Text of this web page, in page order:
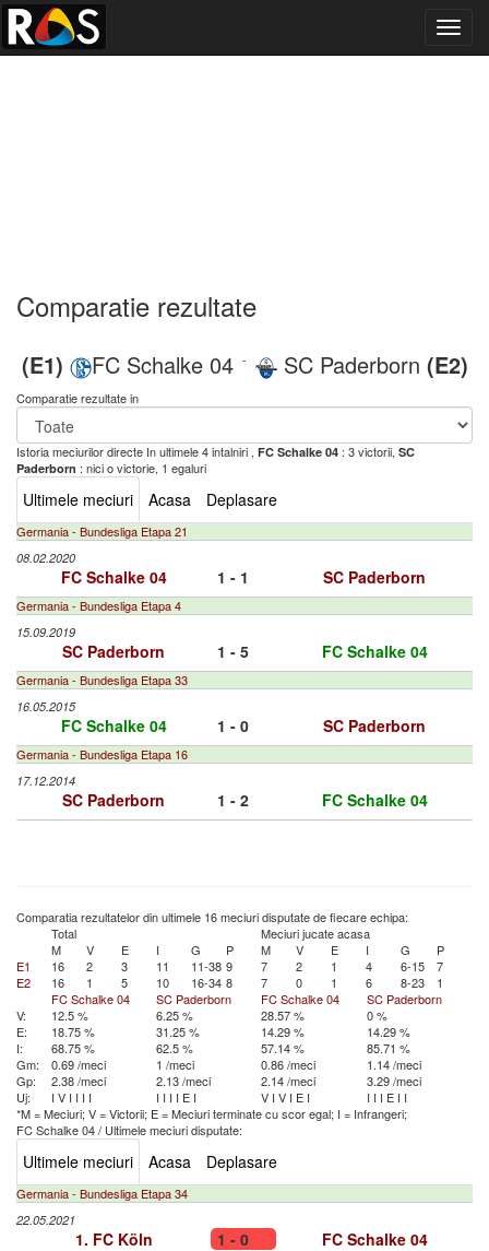
Comparatie rezultate
(E1) FC Schalke 04 - SC Paderborn (E2)
Comparatie rezultate in
Istoria meciurilor directe In ultimele 4 intalniri , FC Schalke 04 : 3 victorii, SC
Paderborn : nici o victorie, 1 egaluri
Ultimele meciuri Acasa Deplasare
Germania - Bundesliga Etapa 21
08.02.2020
FC Schalke 04 1 - 1 SC Paderborn
Germania - Bundesliga Etapa 4
15.09.2019
SC Paderborn 1 - 5 FC Schalke 04
Germania - Bundesliga Etapa 33
16.05.2015
FC Schalke 04 1 - 0 SC Paderborn
Germania - Bundesliga Etapa 16
17.12.2014
SC Paderborn 1 - 2 FC Schalke 04
Comparatia rezultatelor din ultimele 16 meciuri disputate de fiecare echipa:
Total
Meciuri jucate acasa
M
V E I G P M V E I G
P
E1
16 2 3 11 11-38 9 7 2 1 4 6-15
7
E2
16 1 5 10 16-34 8 7 0 1 6 8-23
1
FC Schalke 04
SC Paderborn FC Schalke 04
SC Paderborn
V:
12.5 % 6.25 % 28.57 %
0 %
E:
18.75 % 31.25 % 14.29 %
14.29 %
I:
68.75 % 62.5 % 57.14 %
85.71 %
Gm:
0.69 /meci 1 /meci 0.86 /meci
1.14 /meci
Gp:
2.38 /meci 2.13 /meci 2.14 /meci
3.29 /meci
Uj:
I V I I I I I I I I E I V I V I E I I I I E I I
*M = Meciuri; V = Victorii; E = Meciuri terminate cu scor egal; I = Infrangeri;
FC Schalke 04/ Ultimele meciuri disputate:
Ultimele meciuri Acasa Deplasare
Germania - Bundesliga Etapa 34
22.05.2021
1. FC Köln 1 - 0 FC Schalke 04